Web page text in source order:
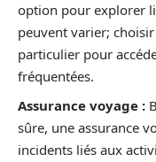
option pour explorer
peuvent varier;
particulier pour
fréquentées.
Assurance voyage :
sûre, une assurance
incidents liés aux